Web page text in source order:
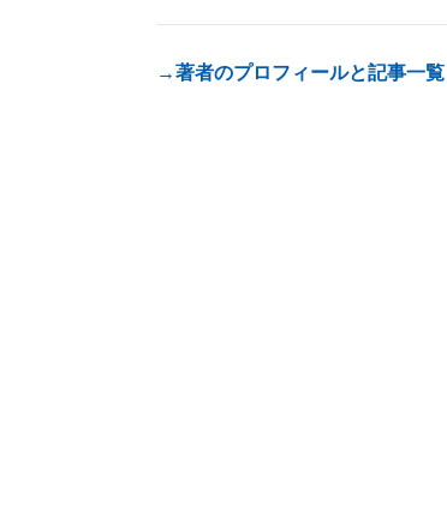
→著者のプロフィールと記事一覧